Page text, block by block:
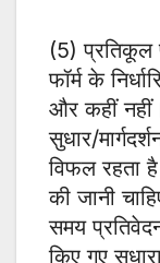
(5) प्रतिकूल
फॉर्म के
और कहीं
सुधार/
विफल रहता
की जानी
समय
किए गए